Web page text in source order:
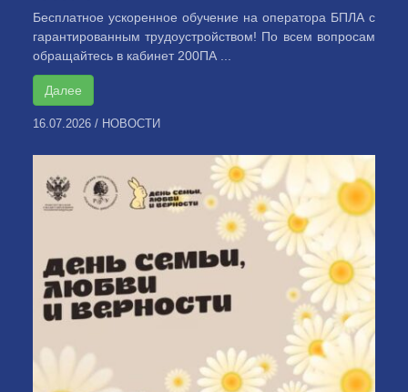
Бесплатное ускоренное обучение на оператора БПЛА с
гарантированным трудоустройством! По всем вопросам
обращайтесь в кабинет 200ПА ...
Далее
16.07.2026 / НОВОСТИ